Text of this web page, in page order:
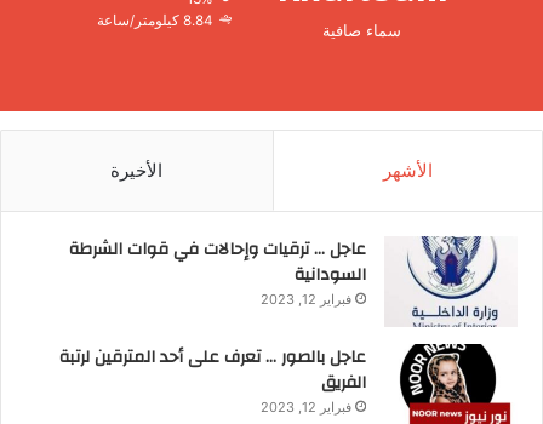
سماء صافية
8.84 كيلومتر/ساعة
الأشهر الأخيرة
عاجل … ترقيات وإحالات في قوات الشرطة
السودانية
فبراير 12, 2023
عاجل بالصور … تعرف على أحد المترقين لرتبة
الفريق
فبراير 12, 2023